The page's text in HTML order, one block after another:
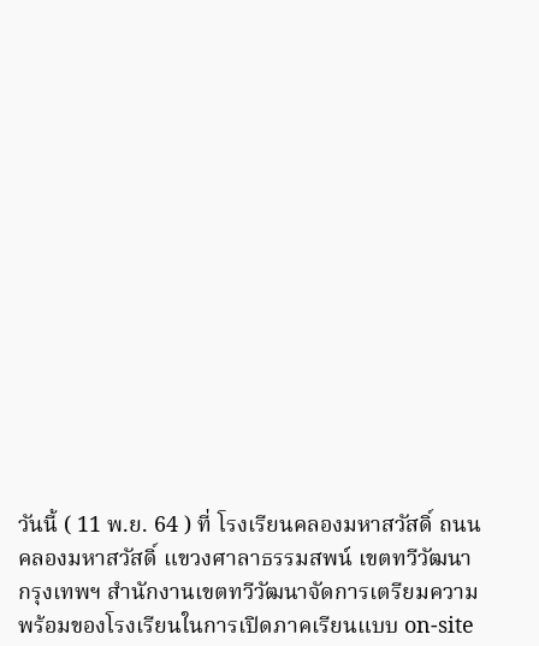
วันนี้ ( 11 พ.ย. 64 ) ที่​ โรงเรียนคลองมหาสวัสดิ์​ ถนน
คลองมหาสวัสดิ์ แขวงศาลาธรรมสพน์ เขตทวีวัฒนา
กรุงเทพฯ สำนักงานเขตทวีวัฒนาจัดการเตรียมความ
พร้อมของโรงเรียนในการเปิดภาคเรียนแบบ on-site